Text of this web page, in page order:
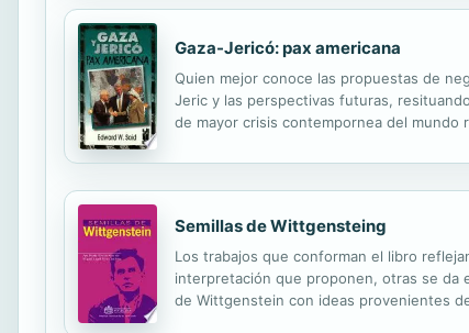
Gaza-Jericó: pax americana
Quien mejor conoce las propuestas de
Jeric y las perspectivas futuras,
de mayor crisis contempornea del mundo
Semillas de Wittgensteing
Los trabajos que conforman el libro
interpretación que proponen, otras se da
de Wittgenstein con ideas provenientes